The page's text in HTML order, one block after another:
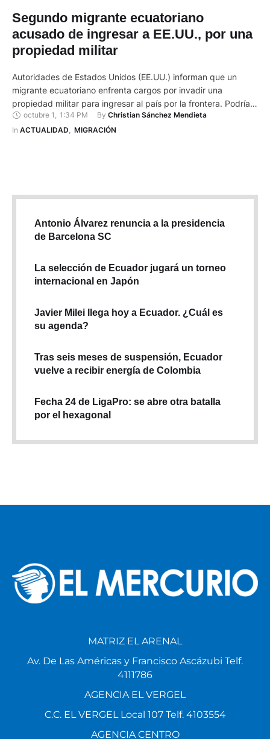
Segundo migrante ecuatoriano
acusado de ingresar a EE.UU., por una
propiedad militar
Autoridades de Estados Unidos (EE.UU.) informan que un
migrante ecuatoriano enfrenta cargos por invadir una
propiedad militar para ingresar al país por la frontera. Podría
recibir una pena de entre seis meses y 10 años de prisión. De
acuerdo con Michael W. Banks, autoridad de la Patrulla
octubre 1 1:34 PM By Christian Sánchez Mendieta
In ACTUALIDAD, MIGRACIÓN
Antonio Álvarez renuncia a la presidencia
de Barcelona SC
La selección de Ecuador jugará un torneo
internacional en Japón
Javier Milei llega hoy a Ecuador. ¿Cuál es
su agenda?
Tras seis meses de suspensión, Ecuador
vuelve a recibir energía de Colombia
Fecha 24 de LigaPro: se abre otra batalla
por el hexagonal
MATRIZ EL ARENAL
Av. De Las Américas y Francisco Ascázubi Telf.
4111786
AGENCIA EL VERGEL
C.C. EL VERGEL Local 107 Telf. 4103554
AGENCIA CENTRO